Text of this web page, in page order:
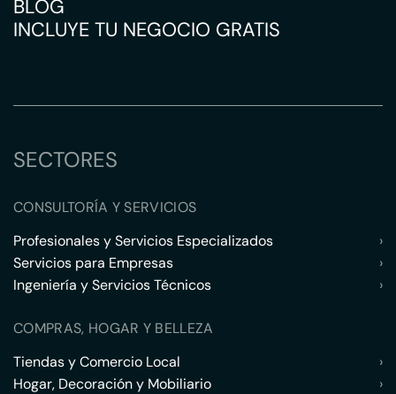
BLOG
INCLUYE TU NEGOCIO GRATIS
SECTORES
CONSULTORÍA Y SERVICIOS
Profesionales y Servicios Especializados
›
Servicios para Empresas
›
Ingeniería y Servicios Técnicos
›
COMPRAS, HOGAR Y BELLEZA
Tiendas y Comercio Local
›
Hogar, Decoración y Mobiliario
›